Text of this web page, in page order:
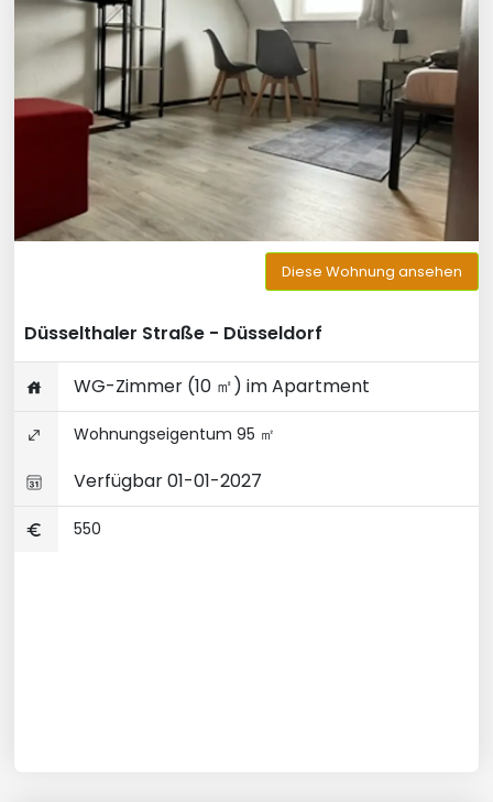
Diese Wohnung ansehen
Düsselthaler Straße - Düsseldorf
WG-Zimmer (10 ㎡) im Apartment
Wohnungseigentum 95 ㎡
Verfügbar 01-01-2027
550